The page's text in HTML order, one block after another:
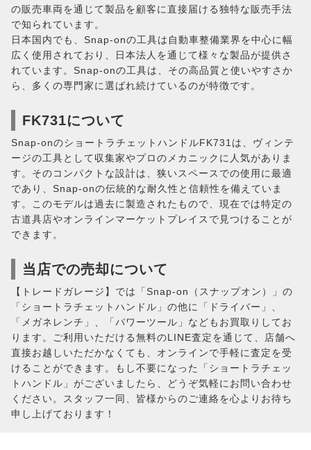
の販売車両を通じて製品を顧客に直接届ける独特な販売手法
で知られています。
日本国内でも、Snap-onの工具は自動車整備業界を中心に幅
広く使用されており、日本法人を通じて様々な製品が提供さ
れています。Snap-onの工具は、その高品質と使いやすさか
ら、多くの専門家に選ばれ続けているのが特徴です。
FK731について
Snap-onのショートラチェットハンドルFK731は、ヴィンテ
ージの工具として収集家やプロのメカニックに人気がありま
す。そのコンパクトな設計は、狭いスペースでの使用に最適
であり、Snap-onの伝統的な耐久性と信頼性を備えていま
す。このモデルは過去に製造されたもので、現在では特定の
古道具店やオンラインマーケットプレイスで見つけることが
できます。
当店での売却について
【トレードガレージ】では「Snap-on（スナップオン）」の
「ショートラチェットハンドル」の他に「ドライバー」、
「メガネレンチ」、「パワーツール」などもお買取りしてお
ります。ご利用いただける無料のLINE査定を通じて、店舗へ
直接お越しいただかなくても、オンラインで手軽に査定を受
けることができます。もし不要になった「ショートラチェッ
トハンドル」がございましたら、どうぞ気軽にお問い合わせ
ください。スタッフ一同、皆様からのご連絡を心よりお待ち
申し上げております！